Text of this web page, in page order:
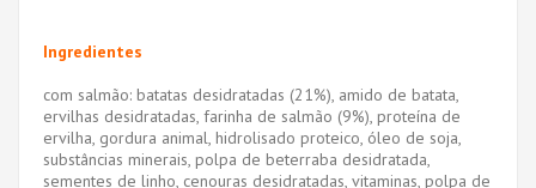
Ingredientes
com salmão: batatas desidratadas (21%), amido de batata,
ervilhas desidratadas, farinha de salmão (9%), proteína de
ervilha, gordura animal, hidrolisado proteico, óleo de soja,
substâncias minerais, polpa de beterraba desidratada,
sementes de linho, cenouras desidratadas, vitaminas, polpa de